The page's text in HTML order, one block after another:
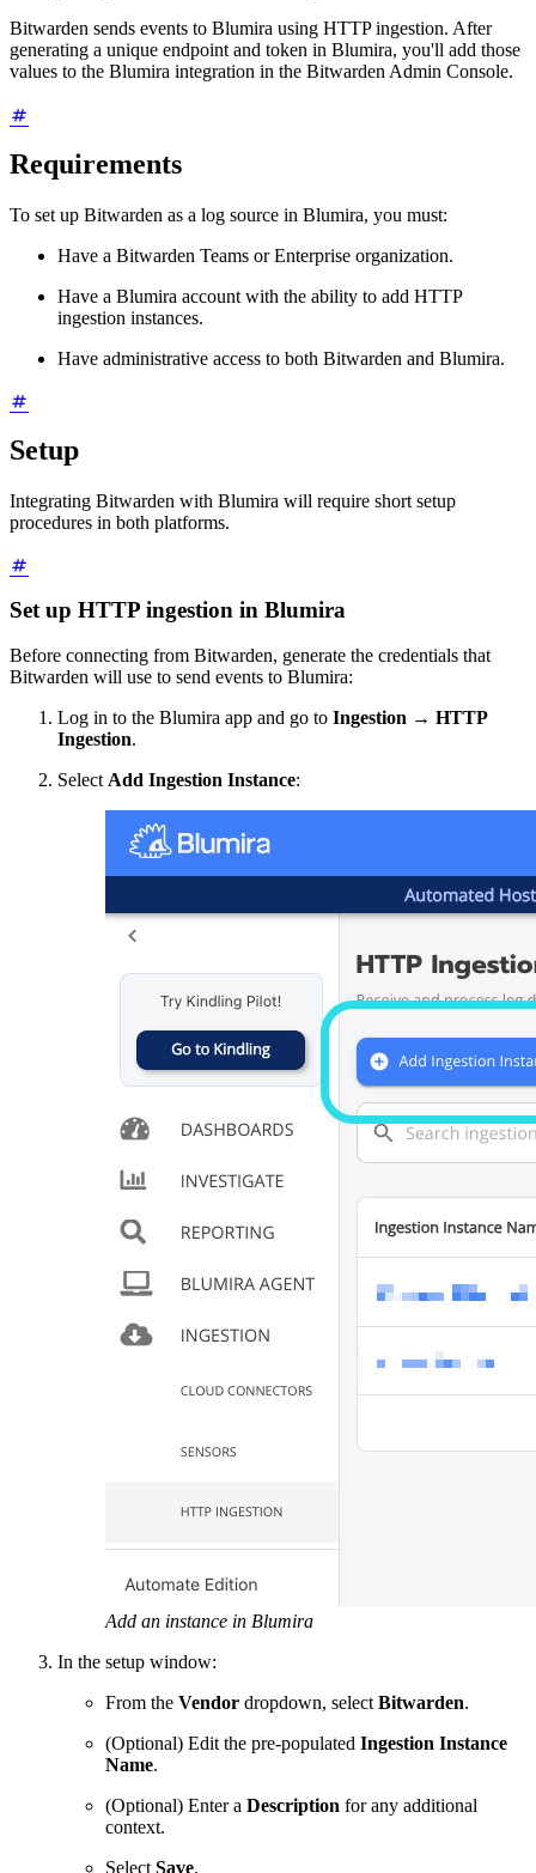
Bitwarden sends events to Blumira using HTTP ingestion. After
generating a unique endpoint and token in Blumira, you'll add those
values to the Blumira integration in the Bitwarden Admin Console.
Requirements
To set up Bitwarden as a log source in Blumira, you must:
Have a Bitwarden Teams or Enterprise organization.
Have a Blumira account with the ability to add HTTP
ingestion instances.
Have administrative access to both Bitwarden and Blumira.
Setup
Integrating Bitwarden with Blumira will require short setup
procedures in both platforms.
Set up HTTP ingestion in Blumira
Before connecting from Bitwarden, generate the credentials that
Bitwarden will use to send events to Blumira:
Log in to the Blumira app and go to Ingestion → HTTP
Ingestion.
SelectAdd Ingestion Instance:
Add an instance in Blumira
In the setup window:
From the Vendor dropdown, selectBitwarden.
(Optional) Edit the pre-populated Ingestion Instance
Name.
(Optional) Enter a Description for any additional
context.
Select Save.